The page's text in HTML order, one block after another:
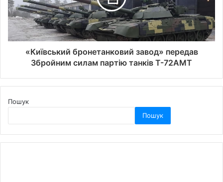
«Київський бронетанковий завод» передав
Збройним силам партію танків Т-72АМТ
Пошук
Пошук